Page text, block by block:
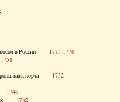
посол в России 1775-1776
1758
Кронштадт. порта 1752
1746
1782